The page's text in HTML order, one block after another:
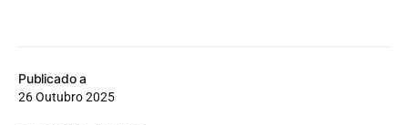
Publicado a
26 Outubro 2025